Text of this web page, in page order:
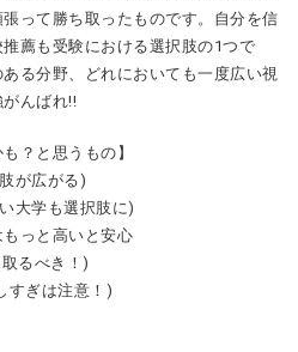
って勝ち取ったものです。自分を信
薦も受験における選択肢の1つで
る分野、どれにおいても一度広い視
んばれ!!
？と思うもの】
が広がる)
大学も選択肢に)
っと高いと安心
るべき！)
すぎは注意！)